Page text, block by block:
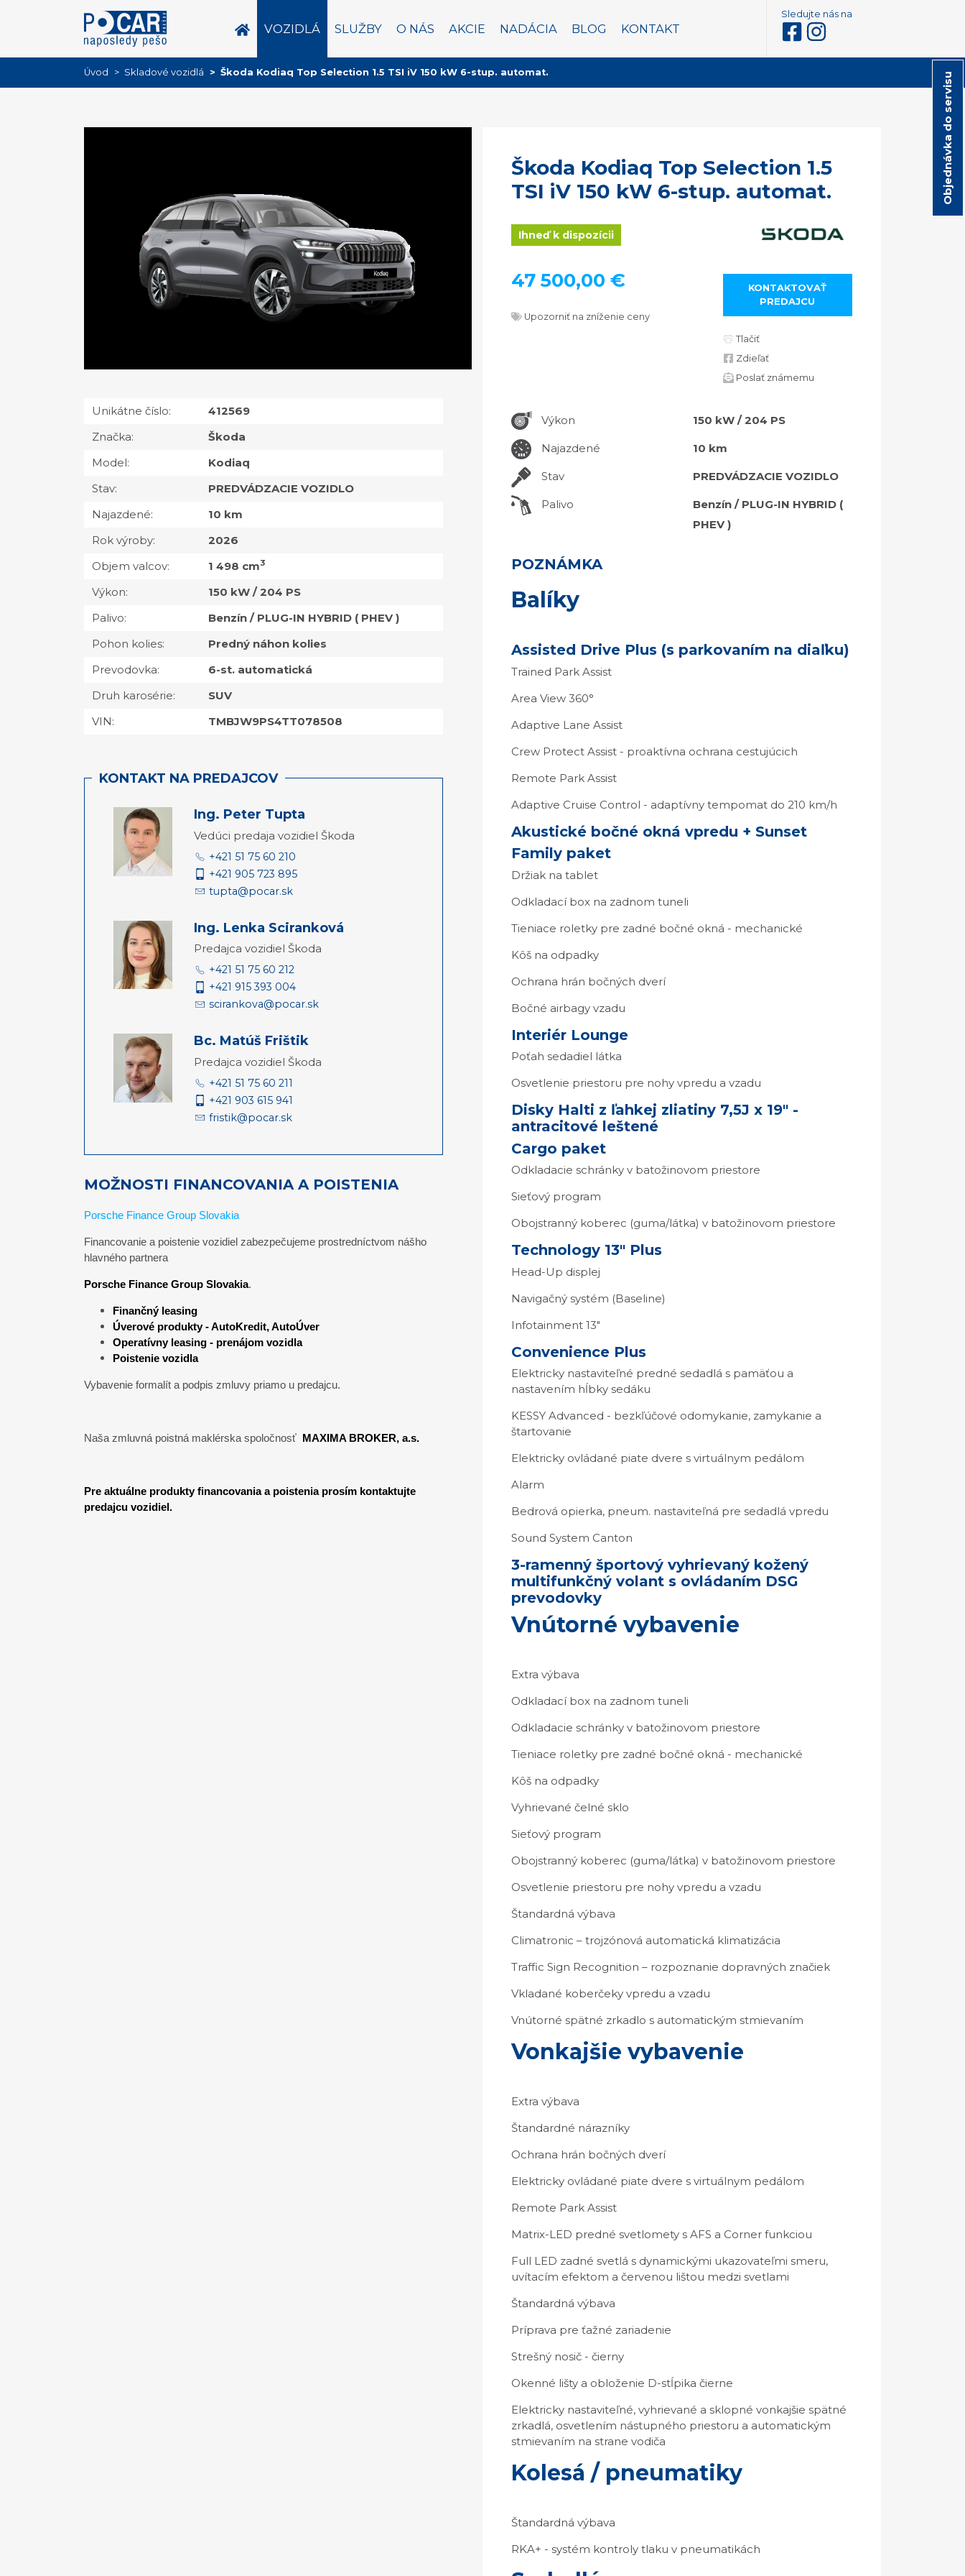
Úvod Skladové vozidlá Škoda Kodiaq Top Selection 1.5 TSI iV 150 kW 6-stup. automat.
Unikátne číslo:
412569
Značka:
Škoda
Model:
Kodiaq
Stav:
PREDVÁDZACIE VOZIDLO
Najazdené:
10 km
Rok výroby:
2026
Objem valcov:
1 498 cm3
Výkon:
150 kW / 204 PS
Palivo:
Benzín / PLUG-IN HYBRID ( PHEV )
Pohon kolies:
Predný náhon kolies
Prevodovka:
6-st. automatická
Druh karosérie:
SUV
VIN:
TMBJW9PS4TT078508
KONTAKT NA PREDAJCOV
Ing. Peter Tupta
Vedúci predaja vozidiel Škoda
+421 51 75 60 210
+421 905 723 895
tupta@pocar.sk
Ing. Lenka Sciranková
Predajca vozidiel Škoda
+421 51 75 60 212
+421 915 393 004
scirankova@pocar.sk
Bc. Matúš Frištik
Predajca vozidiel Škoda
+421 51 75 60 211
+421 903 615 941
fristik@pocar.sk
MOŽNOSTI FINANCOVANIA A POISTENIA
Porsche Finance Group Slovakia
Financovanie a poistenie vozidiel zabezpečujeme prostredníctvom nášho
hlavného partnera
Porsche Finance Group Slovakia.
Finančný leasing
Úverové produkty - AutoKredit, AutoÚver
Operatívnyleasing - prenájom vozidla
Poistenie vozidla
Vybavenie formalít a podpis zmluvy priamo u predajcu.
Naša zmluvná poistná maklérska spoločnosť MAXIMA BROKER, a.s.
Pre aktuálne produkty financovania a poistenia prosím kontaktujte
predajcu vozidiel.
Škoda Kodiaq Top Selection 1.5
TSI iV 150 kW 6-stup. automat.
Ihneď k dispozícii
47 500,00 €
Upozorniť na zníženie ceny
KONTAKTOVAŤ
PREDAJCU
Tlačiť
Zdieľať
Poslať známemu
Výkon 150 kW / 204 PS
Najazdené 10 km
Stav PREDVÁDZACIE VOZIDLO
Palivo
Benzín / PLUG-IN HYBRID (
PHEV )
POZNÁMKA
Balíky
Assisted Drive Plus (s parkovaním na diaľku)
Trained Park Assist
Area View 360°
Adaptive Lane Assist
Crew Protect Assist - proaktívna ochrana cestujúcich
Remote Park Assist
Adaptive Cruise Control - adaptívny tempomat do 210 km/h
Akustické bočné okná vpredu + Sunset
Family paket
Držiak na tablet
Odkladací box na zadnom tuneli
Tieniace roletky pre zadné bočné okná - mechanické
Kôš na odpadky
Ochrana hrán bočných dverí
Bočné airbagy vzadu
Interiér Lounge
Poťah sedadiel látka
Osvetlenie priestoru pre nohy vpredu a vzadu
Disky Halti z ľahkej zliatiny 7,5J x 19" -
antracitové leštené
Cargo paket
Odkladacie schránky v batožinovom priestore
Sieťový program
Obojstranný koberec (guma/látka) v batožinovom priestore
Technology 13" Plus
Head-Up displej
Navigačný systém (Baseline)
Infotainment 13"
Convenience Plus
Elektricky nastaviteľné predné sedadlá s pamäťou a
nastavením hĺbky sedáku
KESSY Advanced - bezkľúčové odomykanie, zamykanie a
štartovanie
Elektricky ovládané piate dvere s virtuálnym pedálom
Alarm
Bedrová opierka, pneum. nastaviteľná pre sedadlá vpredu
Sound System Canton
3-ramenný športový vyhrievaný kožený
multifunkčný volant s ovládaním DSG
prevodovky
Vnútorné vybavenie
Extra výbava
Odkladací box na zadnom tuneli
Odkladacie schránky v batožinovom priestore
Tieniace roletky pre zadné bočné okná - mechanické
Kôš na odpadky
Vyhrievané čelné sklo
Sieťový program
Obojstranný koberec (guma/látka) v batožinovom priestore
Osvetlenie priestoru pre nohy vpredu a vzadu
Štandardná výbava
Climatronic – trojzónová automatická klimatizácia
Traffic Sign Recognition – rozpoznanie dopravných značiek
Vkladané koberčeky vpredu a vzadu
Vnútorné spätné zrkadlo s automatickým stmievaním
Vonkajšie vybavenie
Extra výbava
Štandardné nárazníky
Ochrana hrán bočných dverí
Elektricky ovládané piate dvere s virtuálnym pedálom
Remote Park Assist
Matrix-LED predné svetlomety s AFS a Corner funkciou
Full LED zadné svetlá s dynamickými ukazovateľmi smeru,
uvítacím efektom a červenou lištou medzi svetlami
Štandardná výbava
Príprava pre ťažné zariadenie
Strešný nosič - čierny
Okenné lišty a obloženie D-stĺpika čierne
Elektricky nastaviteľné, vyhrievané a sklopné vonkajšie spätné
zrkadlá, osvetlením nástupného priestoru a automatickým
stmievaním na strane vodiča
Kolesá / pneumatiky
Štandardná výbava
RKA+ - systém kontroly tlaku v pneumatikách
VOZIDLÁ SLUŽBY O NÁS AKCIE NADÁCIA BLOG KONTAKT
Sledujte nás na
Objednávka do servisu